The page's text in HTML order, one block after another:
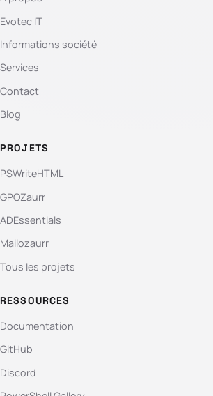
Evotec IT
Informations société
Services
Contact
Blog
PROJETS
PSWriteHTML
GPOZaurr
ADEssentials
Mailozaurr
Tous les projets
RESSOURCES
Documentation
GitHub
Discord